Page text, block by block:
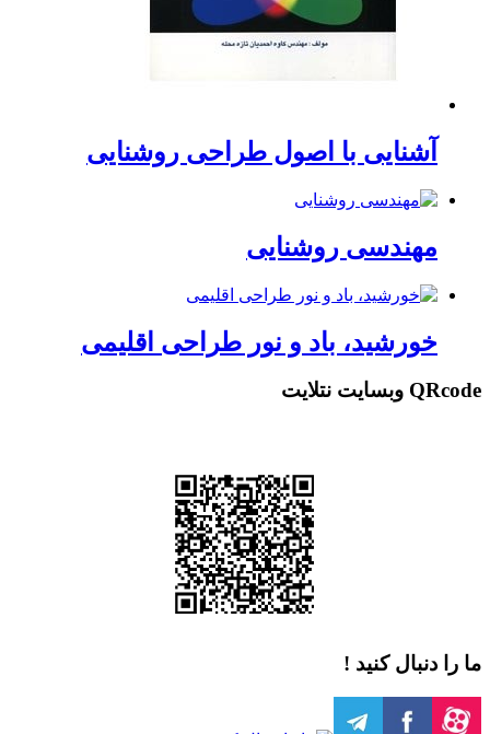
آشنایی با اصول طراحی روشنایی
مهندسی روشنایی
خورشید، باد و نور طراحی اقلیمی
QRcode وبسایت نتلایت
ما را دنبال کنید !